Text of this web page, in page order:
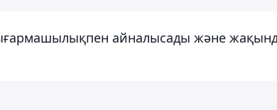
айналысады және